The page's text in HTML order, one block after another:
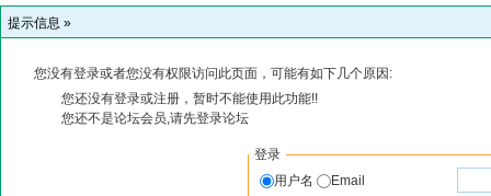
提示信息 »
您没有登录或者您没有权限访问此页面，可能有如下几个原因:
您还没有登录或注册，暂时不能使用此功能!!
您还不是论坛会员,请先登录论坛
登录
用户名
Email